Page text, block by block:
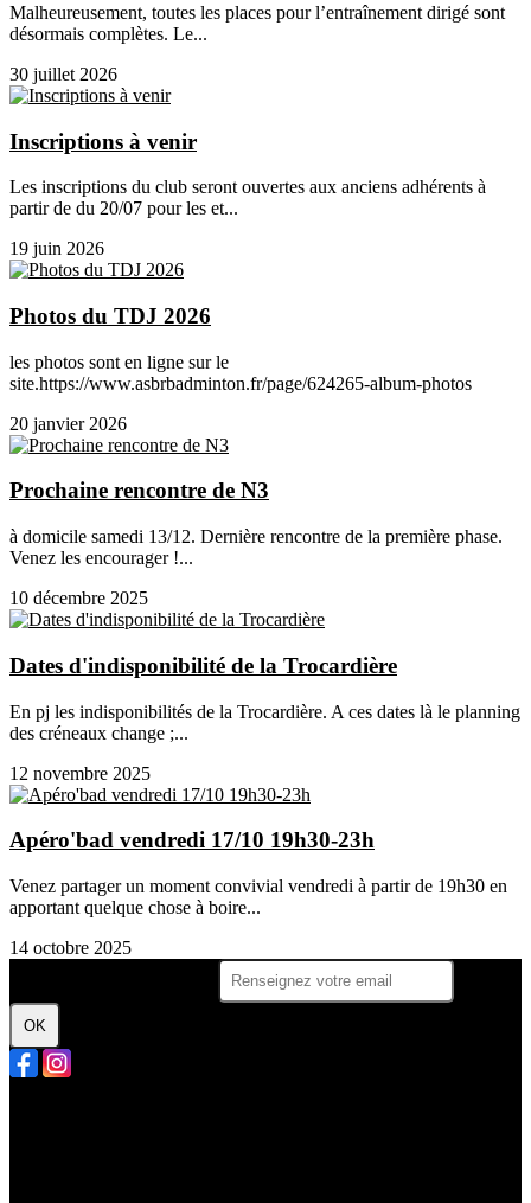
Malheureusement, toutes les places pour l’entraînement dirigé sont
désormais complètes. Le...
30 juillet 2026
Inscriptions à venir
Les inscriptions du club seront ouvertes aux anciens adhérents à
partir de du 20/07 pour les et...
19 juin 2026
Photos du TDJ 2026
les photos sont en ligne sur le
site.https://www.asbrbadminton.fr/page/624265-album-photos
20 janvier 2026
Prochaine rencontre de N3
à domicile samedi 13/12. Dernière rencontre de la première phase.
Venez les encourager !...
10 décembre 2025
Dates d'indisponibilité de la Trocardière
En pj les indisponibilités de la Trocardière. A ces dates là le planning
des créneaux change ;...
12 novembre 2025
Apéro'bad vendredi 17/10 19h30-23h
Venez partager un moment convivial vendredi à partir de 19h30 en
apportant quelque chose à boire...
14 octobre 2025
OK